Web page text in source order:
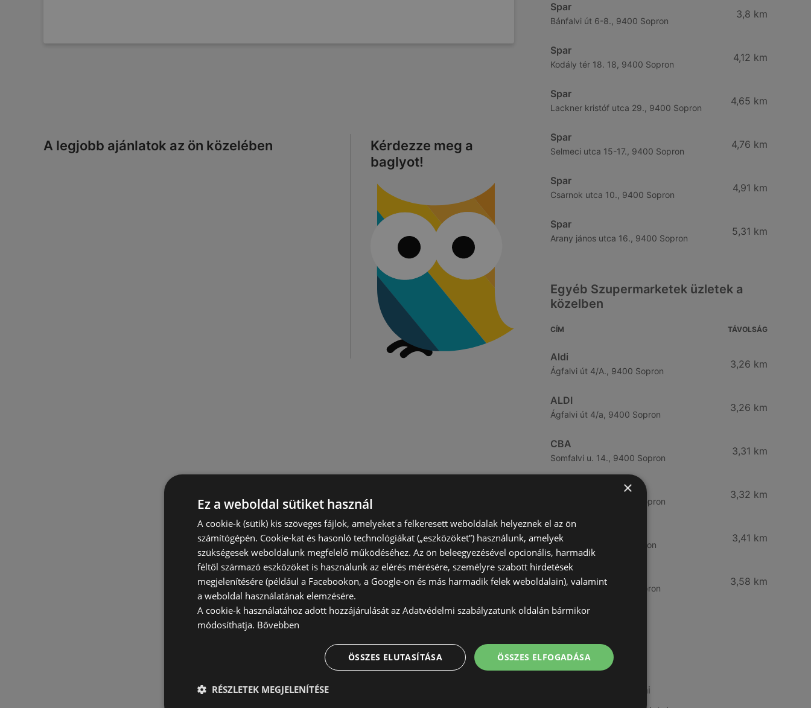
A legjobb ajánlatok az ön közelében
Kérdezze meg a
baglyot!
Spar
Bánfalvi út 6-8., 9400 Sopron
3,8 km
Spar
Kodály tér 18. 18, 9400 Sopron
4,12 km
Spar
Lackner kristóf utca 29., 9400 Sopron
4,65 km
Spar
Selmeci utca 15-17., 9400 Sopron
4,76 km
Spar
Csarnok utca 10., 9400 Sopron
4,91 km
Spar
Arany jános utca 16., 9400 Sopron
5,31 km
Egyéb Szupermarketek üzletek a
közelben
CÍM TÁVOLSÁG
Aldi
Ágfalvi út 4/A., 9400 Sopron
3,26 km
ALDI
Ágfalvi út 4/a, 9400 Sopron
3,26 km
CBA
Somfalvi u. 14., 9400 Sopron
3,31 km
Besenyő u. 16., 9400 Sopron
3,32 km
Reál
Ibolya út 15., 9400 Sopron
3,41 km
CBA
Bánfalvi u. 14, 9400 Sopron
3,58 km
A(z) Spar ajánlatai
A(z) Tesco ajánlatai
×
Ez a weboldal sütiket használ
A cookie-k (sütik) kis szöveges fájlok, amelyeket a felkeresett weboldalak helyeznek el az ön
számítógépén. Cookie-kat és hasonló technológiákat („eszközöket”) használunk, amelyek
szükségesek weboldalunk megfelelő működéséhez. Az ön beleegyezésével opcionális, harmadik
féltől származó eszközöket is használunk az elérés mérésére, személyre szabott hirdetések
megjelenítésére (például a Facebookon, a Google-on és más harmadik felek weboldalain), valamint
a weboldal használatának elemzésére.
A cookie-k használatához adott hozzájárulását az Adatvédelmi szabályzatunk oldalán bármikor
módosíthatja. Bővebben
ÖSSZES ELFOGADÁSA
ÖSSZES ELUTASÍTÁSA
RÉSZLETEK MEGJELENÍTÉSE